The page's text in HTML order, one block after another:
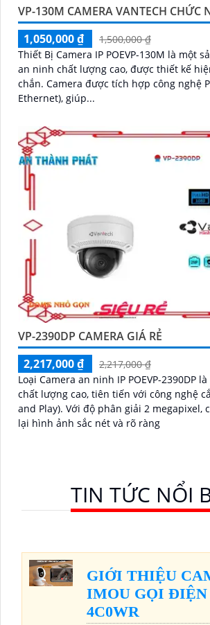
VP-130M CAMERA VANTECH CHỨC
1,050,000 ₫
1,500,000 ₫
Thiết Bị Camera IP POEVP-130M là một
an ninh chất lượng cao, được thiết kế
chắn. Camera được tích hợp công nghệ POE (Power Over
Ethernet), giúp...
VP-2390DP CAMERA GIÁ RẺ
2,217,000 ₫
2,217,000 ₫
Loại Camera an ninh IP POEVP-2390DP
chất lượng cao, tiên tiến với công nghệ
and Play). Với độ phân giải 2 megapixel, camera này mang
lại hình ảnh sắc nét và rõ ràng
TIN TỨC NỔI
GIỚI THIỆU
IMOU GỌI ĐIỆN
4C0WR